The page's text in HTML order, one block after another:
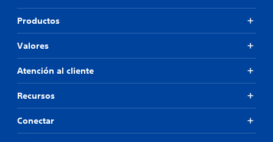
Productos
Valores
Atención al cliente
Recursos
Conectar